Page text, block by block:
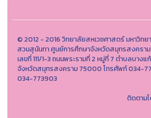
© 2012 - 2016 วิทยาลัยสหเวชศาสตร์ มหาวิท
สวนสุนันทา ศูนย์การศึกษาจังหวัดสมุทรสงคราม
เลขที่ 111/1-3 ถนนพระรามที่ 2 หมู่ที่ 7 ตำบลบางแ
จังหวัดสมุทรสงคราม 75000 โทรศัพท์ 034-
034-773903
ติดตาม